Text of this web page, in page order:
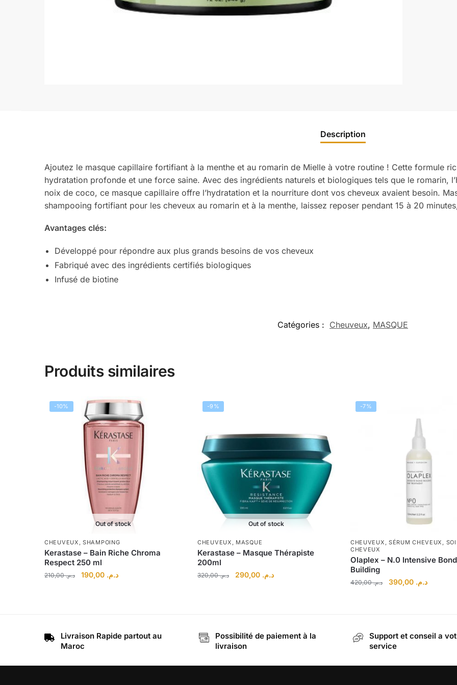
Description
Ajoutez le masque capillaire fortifiant à la menthe et au romarin de Mielle à votre routine ! Cette formule
hydratation profonde et une force saine. Avec des ingrédients naturels et biologiques tels que le romarin,
noix de coco, ce masque capillaire offre l’hydratation et la nourriture dont vos cheveux avaient besoin.
shampooing fortifiant pour les cheveux au romarin et à la menthe, laissez reposer pendant 15 à 20
Avantages clés:
Développé pour répondre aux plus grands besoins de vos cheveux
Fabriqué avec des ingrédients certifiés biologiques
Infusé de biotine
Catégories : Cheuveux, MASQUE
Produits similaires
-10%
Out of stock
CHEUVEUX ,SHAMPOING
Kerastase – Bain Riche Chroma
Respect 250 ml
د.م.210,00
Le
د.م.Le
-9%
Out of stock
CHEUVEUX , MASQUE
Kerastase – Masque Thérapiste
200ml
د.م.320,00
Le
د.م.Le
-7%
CHEUVEUX , SÉRUM CHEVEUX ,
CHEVEUX
Olaplex – N.0 Intensive Bond
Building
د.م.420,00
Le
د.م. 390,00
Le
Livraison Rapide partout au
Maroc
Possibilité de paiement à la
livraison
Support et conseil a
service